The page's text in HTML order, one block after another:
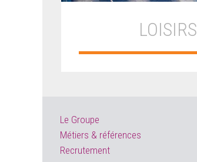
LOISIRS
Le Groupe
Métiers & références
Recrutement